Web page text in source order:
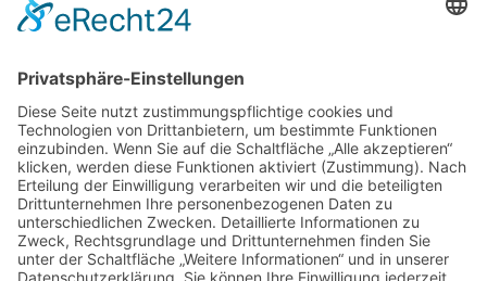
Rechtliches
Versand & Lieferung
Widerrufsbelehrung
AGB
Datenschutz
Deutsch Österreich Schweiz